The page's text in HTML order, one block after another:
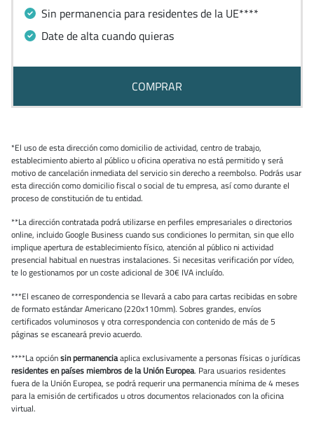
Sin permanencia para residentes de la UE****
Date de alta cuando quieras
COMPRAR
*El uso de esta dirección como domicilio de actividad, centro de trabajo,
establecimiento abierto al público u oficina operativa no está permitido y será
motivo de cancelación inmediata del servicio sin derecho a reembolso. Podrás usar
esta dirección como domicilio fiscal o social de tu empresa, así como durante el
proceso de constitución de tu entidad.
**La dirección contratada podrá utilizarse en perfiles empresariales o directorios
online, incluido Google Business cuando sus condiciones lo permitan, sin que ello
implique apertura de establecimiento físico, atención al público ni actividad
presencial habitual en nuestras instalaciones. Si necesitas verificación por vídeo,
te lo gestionamos por un coste adicional de 30€ IVA incluído.
***El escaneo de correspondencia se llevará a cabo para cartas recibidas en sobre
de formato estándar Americano (220x110mm). Sobres grandes, envíos
certificados voluminosos y otra correspondencia con contenido de más de 5
páginas se escaneará previo acuerdo.
****La opciónsin permanenciaaplica exclusivamente a personas físicas o jurídicas
residentes en países miembros de la Unión Europea. Para usuarios residentes
fuera de la Unión Europea, se podrá requerir una permanencia mínima de 4 meses
para la emisión de certificados u otros documentos relacionados con la oficina
virtual.